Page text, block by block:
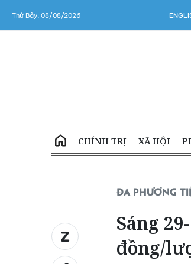
Thứ Bảy, 08/08/2026
CHÍNH TRỊ XÃ HỘI
ĐA PHƯƠNG
Sáng
đồng/